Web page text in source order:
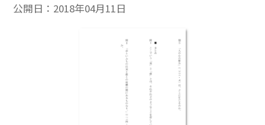
公開日： 2018年04月11日